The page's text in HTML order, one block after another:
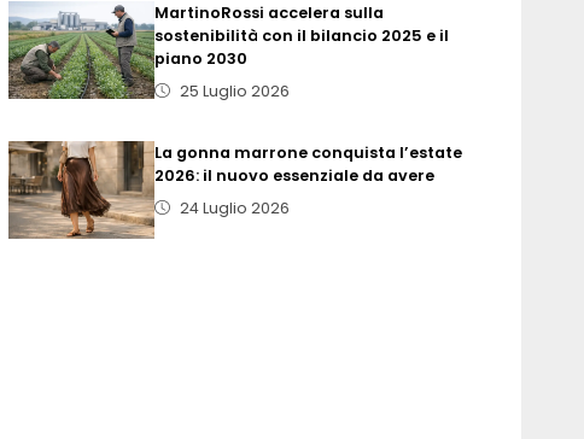
MartinoRossi accelera sulla
sostenibilità con il bilancio 2025 e il
piano 2030
25 Luglio 2026
La gonna marrone conquista l’estate
2026: il nuovo essenziale da avere
24 Luglio 2026